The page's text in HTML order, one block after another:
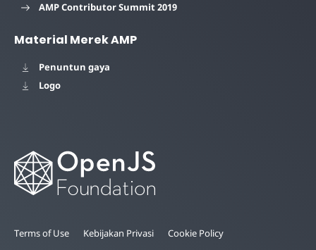
AMP Contributor Summit 2019
Material Merek AMP
Penuntun gaya
Logo
Terms of Use Kebijakan Privasi Cookie Policy